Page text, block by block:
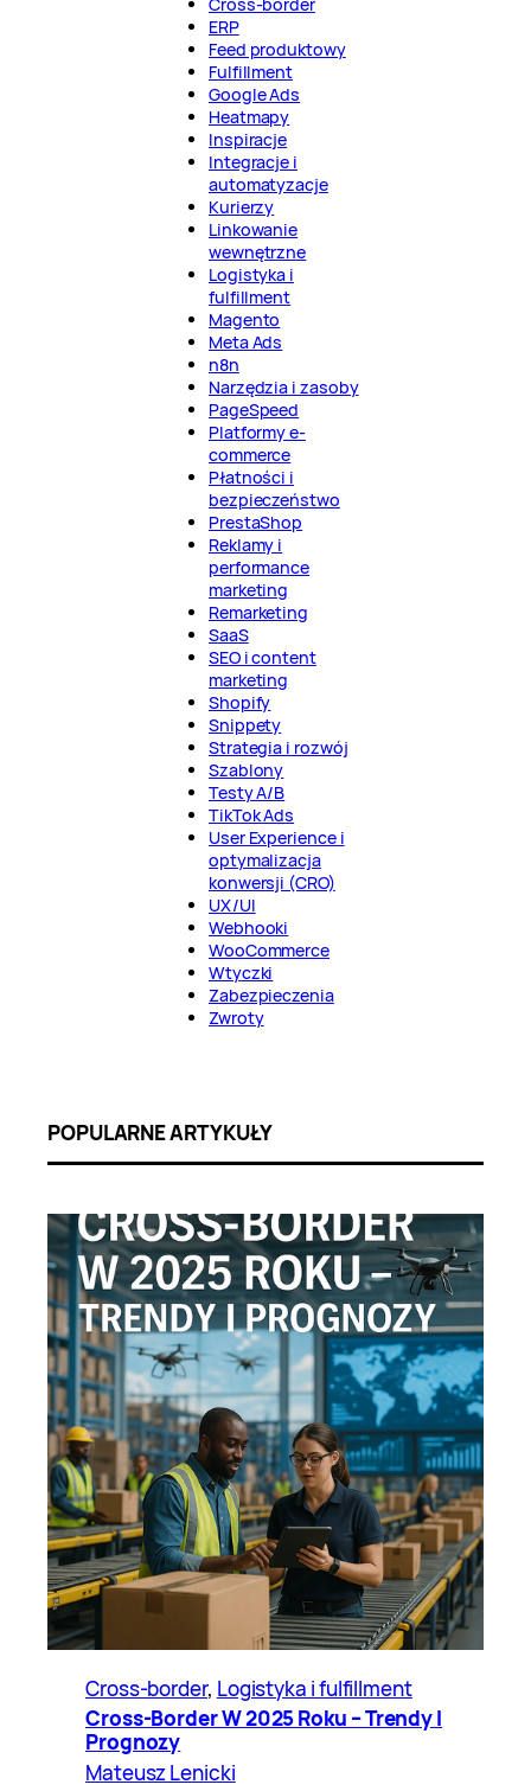
ERP
Feed produktowy
Fulfillment
Google Ads
Heatmapy
Inspiracje
Integracje i
automatyzacje
Kurierzy
Linkowanie
wewnętrzne
Logistyka i
fulfillment
Magento
Meta Ads
n8n
Narzędzia i zasoby
PageSpeed
Platformy e-
commerce
Płatności i
bezpieczeństwo
PrestaShop
Reklamy i
performance
marketing
Remarketing
SaaS
SEO i content
marketing
Shopify
Snippety
Strategia i rozwój
Szablony
Testy A/B
TikTok Ads
User Experience i
optymalizacja
konwersji (CRO)
UX/UI
Webhooki
WooCommerce
Wtyczki
Zabezpieczenia
Zwroty
POPULARNE ARTYKUŁY
Cross-border, Logistyka i fulfillment
Cross-Border W 2025 Roku – Trendy I
Prognozy
Mateusz Lenicki